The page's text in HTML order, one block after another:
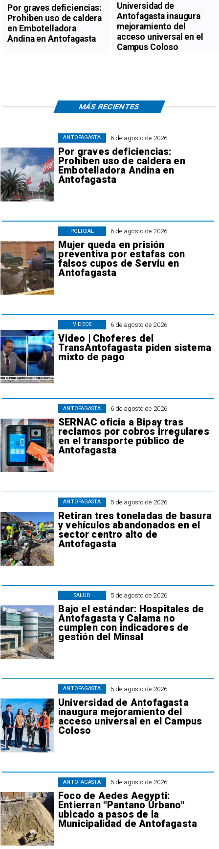
Por graves deficiencias:
Prohiben uso de caldera
en Embotelladora
Andina en Antofagasta
Universidad de
Antofagasta inaugura
mejoramiento del
acceso universal en el
Campus Coloso
6 de agosto de 2026
Por graves deficiencias:
Prohiben uso de caldera en
Embotelladora Andina en
Antofagasta
ANTOFAGASTA
6 de agosto de 2026
Mujer queda en prisión
preventiva por estafas con
falsos cupos de Serviu en
Antofagasta
POLICIAL
6 de agosto de 2026
Video | Choferes del
TransAntofagasta piden sistema
mixto de pago
VIDEOS
6 de agosto de 2026
SERNAC oficia a Bipay tras
reclamos por cobros irregulares
en el transporte público de
Antofagasta
ANTOFAGASTA
5 de agosto de 2026
Retiran tres toneladas de basura
y vehículos abandonados en el
sector centro alto de
Antofagasta
ANTOFAGASTA
5 de agosto de 2026
Bajo el estándar: Hospitales de
Antofagasta y Calama no
cumplen con indicadores de
gestión del Minsal
SALUD
5 de agosto de 2026
Universidad de Antofagasta
inaugura mejoramiento del
acceso universal en el Campus
Coloso
ANTOFAGASTA
5 de agosto de 2026
Foco de Aedes Aegypti:
Entierran "Pantano Urbano"
ubicado a pasos de la
Municipalidad de Antofagasta
ANTOFAGASTA
MÁS RECIENTES